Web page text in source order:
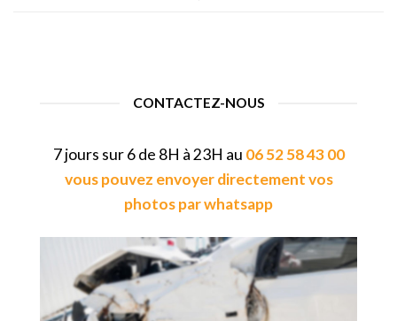
CONTACTEZ-NOUS
7 jours sur 6 de 8H à 23H au 06 52 58 43 00
vous pouvez envoyer directement vos
photos par whatsapp